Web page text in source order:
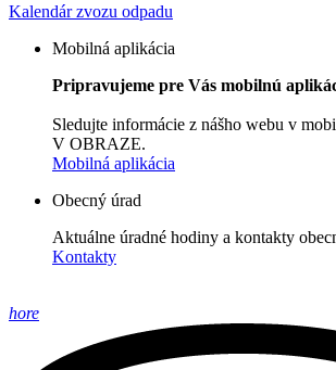
Kalendár zvozu odpadu
Mobilná aplikácia
Pripravujeme pre Vás mobilnú
Sledujte informácie z nášho webu v
V OBRAZE.
Mobilná aplikácia
Obecný úrad
Aktuálne úradné hodiny a kontakty
Kontakty
hore